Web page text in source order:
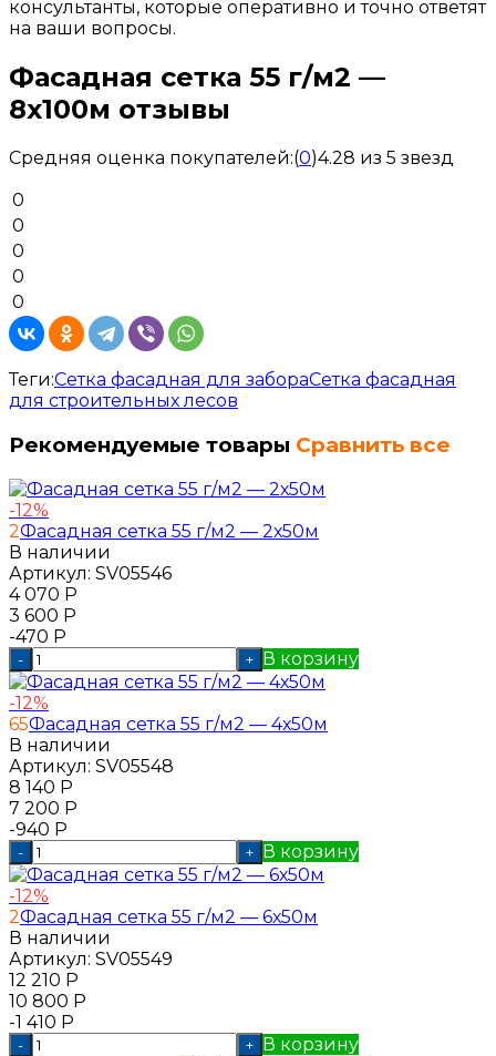
консультанты, которые оперативно и точно ответят
на ваши вопросы.
Фасадная сетка 55 г/м2 —
8х100м отзывы
Средняя оценка покупателей:(0)4.28 из 5 звезд
0
0
0
0
0
Теги:Сетка фасадная для забораСетка фасадная
для строительных лесов
Рекомендуемые товары Сравнить все
-12%
2Фасадная сетка 55 г/м2 — 2х50м
В наличии
Артикул: SV05546
4 070 Р
3 600 Р
-470 Р
- + В корзину
-12%
65Фасадная сетка 55 г/м2 — 4х50м
В наличии
Артикул: SV05548
8 140 Р
7 200 Р
-940 Р
- + В корзину
-12%
2Фасадная сетка 55 г/м2 — 6х50м
В наличии
Артикул: SV05549
12 210 Р
10 800 Р
-1 410 Р
- + В корзину